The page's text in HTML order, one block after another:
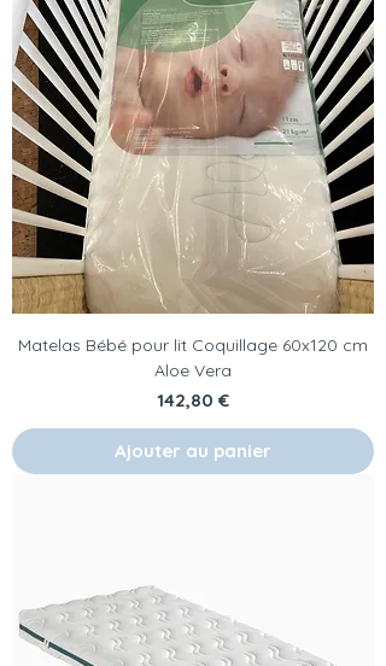
Matelas Bébé pour lit Coquillage 60x120 cm
Aloe Vera
Prix
142,80 €
Ajouter au panier